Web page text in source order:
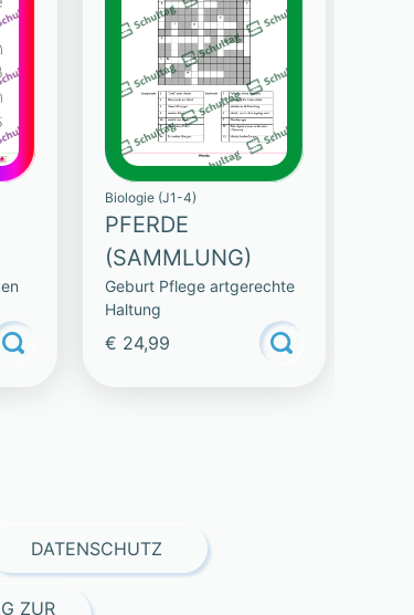
Biologie (J1-4)
PFERDE
(SAMMLUNG)
Geburt Pflege artgerechte
Haltung
€ 24,99
DATENSCHUTZ
ZUR